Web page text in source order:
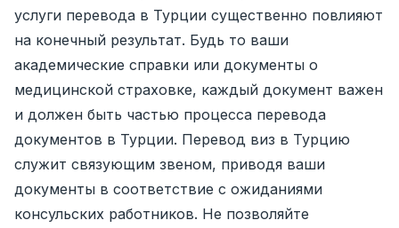
услуги перевода в Турции существенно повлияют
на конечный результат. Будь то ваши
академические справки или документы о
медицинской страховке, каждый документ важен
и должен быть частью процесса перевода
документов в Турции. Перевод виз в Турцию
служит связующим звеном, приводя ваши
документы в соответствие с ожиданиями
консульских работников. Не позволяйте